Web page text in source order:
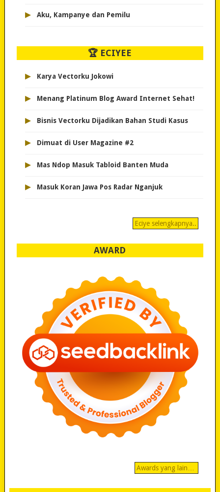
▸ Aku, Kampanye dan Pemilu
🏆 ECIYEE
▸ Karya Vectorku Jokowi
▸ Menang Platinum Blog Award Internet Sehat!
▸ Bisnis Vectorku Dijadikan Bahan Studi Kasus
▸ Dimuat di User Magazine #2
▸ Mas Ndop Masuk Tabloid Banten Muda
▸ Masuk Koran Jawa Pos Radar Nganjuk
Eciye selengkapnya..
AWARD
Awards yang lain…